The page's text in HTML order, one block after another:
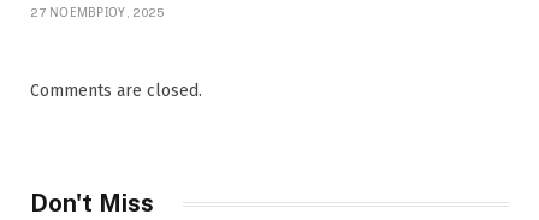
27 ΝΟΕΜΒΡΊΟΥ, 2025
Comments are closed.
Don't Miss